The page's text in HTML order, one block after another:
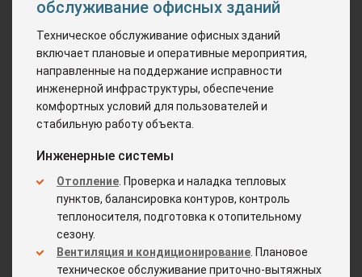
обслуживание офисных зданий
Техническое обслуживание офисных зданий
включает плановые и оперативные мероприятия,
направленные на поддержание исправности
инженерной инфраструктуры, обеспечение
комфортных условий для пользователей и
стабильную работу объекта.
Инженерные системы
Отопление . Проверка и наладка тепловых
пунктов, балансировка контуров, контроль
теплоносителя, подготовка к отопительному
сезону.
Вентиляция и кондиционирование . Плановое
техническое обслуживание приточно-вытяжных